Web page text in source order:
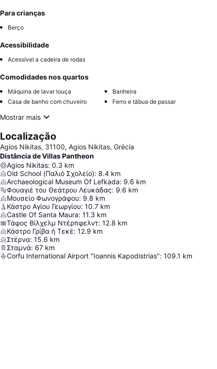
Para crianças
Berço
Acessibilidade
Acessível a cadeira de rodas
Comodidades nos quartos
Máquina de lavar louça
Banheira
Casa de banho com chuveiro
Ferro e tábua de passar
Mostrar mais
Localização
Agios Nikitas, 31100, Agios Nikitas, Grécia
Distância de Villas Pantheon
Agios Nikitas: 0.3 km
Old School (Παλιό Σχολείο): 8.4 km
Archaeological Museum Of Lefkada: 9.6 km
Φουαγιέ του Θεάτρου Λευκάδας: 9.6 km
Μουσείο Φωνογράφου: 9.8 km
Κάστρο Αγίου Γεωργίου: 10.7 km
Castle Of Santa Maura: 11.3 km
Τάφος Βίλχελμ Ντέρπφελντ: 12.8 km
Κάστρο Γρίβα ή Τεκέ: 12.9 km
Στέρνα: 15.6 km
Σταμνά: 67 km
Corfu International Airport "Ioannis Kapodistrias": 109.1 km